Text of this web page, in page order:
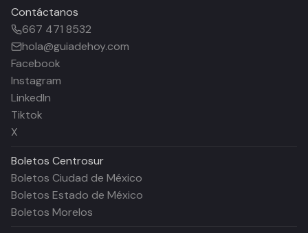
Contáctanos
667 471 8532
hola@guiadehoy.com
Facebook
Instagram
LinkedIn
Tiktok
X
Boletos Centrosur
Boletos Ciudad de México
Boletos Estado de México
Boletos Morelos